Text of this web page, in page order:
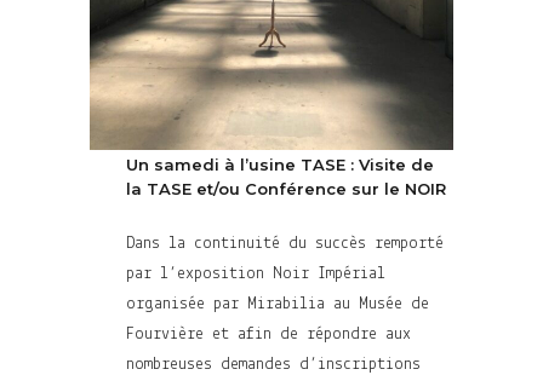
Un samedi à l’usine TASE : Visite de
la TASE et/ou Conférence sur le NOIR
Dans la continuité du succès remporté
par l’exposition Noir Impérial
organisée par Mirabilia au Musée de
Fourvière et afin de répondre aux
nombreuses demandes d’inscriptions